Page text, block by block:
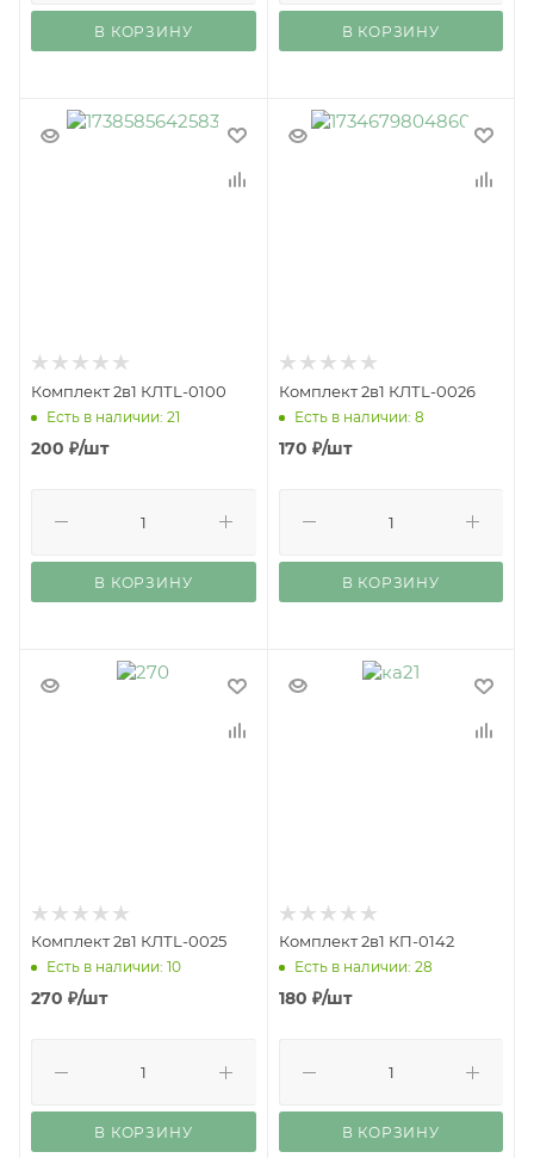
В КОРЗИНУ В КОРЗИНУ
Комплект 2в1 КЛТL-0100
Есть в наличии: 21
200 ₽/шт
В КОРЗИНУ
Комплект 2в1 КЛТL-0026
Есть в наличии: 8
170 ₽/шт
В КОРЗИНУ
Комплект 2в1 КЛТL-0025
Есть в наличии: 10
270 ₽/шт
В КОРЗИНУ
Комплект 2в1 КП-0142
Есть в наличии: 28
180 ₽/шт
В КОРЗИНУ